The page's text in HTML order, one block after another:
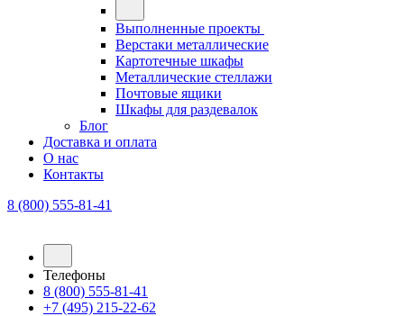
Выполненные проекты
Верстаки металлические
Картотечные шкафы
Металлические стеллажи
Почтовые ящики
Шкафы для раздевалок
Блог
Доставка и оплата
О нас
Контакты
8 (800) 555-81-41
Телефоны
8 (800) 555-81-41
+7 (495) 215-22-62